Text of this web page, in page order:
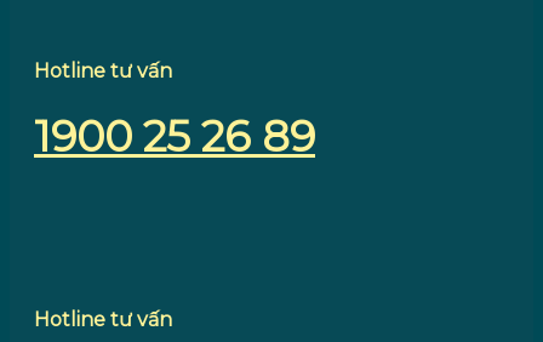
Hotline tư vấn
1900 25 26 89
Hotline tư vấn